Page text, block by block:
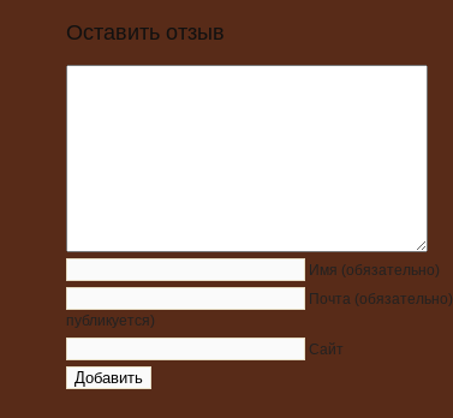
Оставить отзыв
Имя (обязательно)
Почта (обязательно)
публикуется)
Сайт